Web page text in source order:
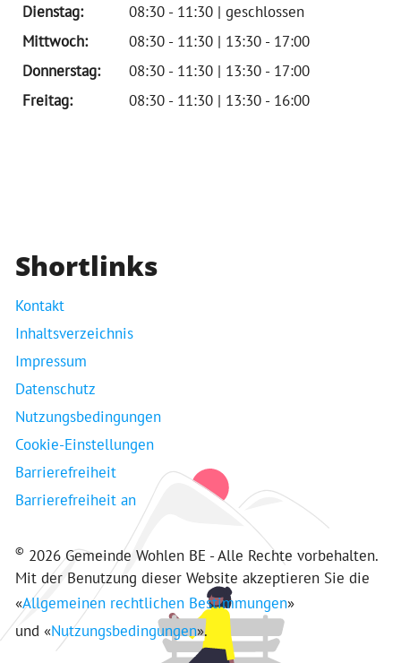
Dienstag:
08:30 - 11:30 | geschlossen
Mittwoch:
08:30 - 11:30 | 13:30 - 17:00
Donnerstag:
08:30 - 11:30 | 13:30 - 17:00
Freitag:
08:30 - 11:30 | 13:30 - 16:00
Shortlinks
Kontakt
Inhaltsverzeichnis
Impressum
Datenschutz
Nutzungsbedingungen
Cookie-Einstellungen
Barrierefreiheit
Barrierefreiheit an
© 2026 Gemeinde Wohlen BE - Alle Rechte vorbehalten.
Mit der Benutzung dieser Website akzeptieren Sie die
«Allgemeinen rechtlichen Bestimmungen»
und «Nutzungsbedingungen».